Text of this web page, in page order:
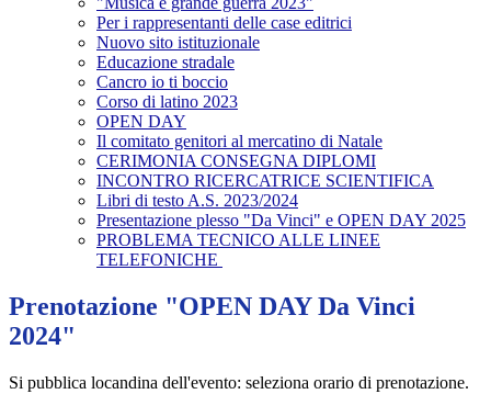
Per i rappresentanti delle case editrici
Nuovo sito istituzionale
Educazione stradale
Cancro io ti boccio
Corso di latino 2023
OPEN DAY
Il comitato genitori al mercatino di Natale
CERIMONIA CONSEGNA DIPLOMI
INCONTRO RICERCATRICE SCIENTIFICA
Libri di testo A.S. 2023/2024
Presentazione plesso "Da Vinci" e OPEN DAY 2025
PROBLEMA TECNICO ALLE LINEE
TELEFONICHE
Prenotazione "OPEN DAY Da Vinci
2024"
Si pubblica locandina dell'evento: seleziona orario di prenotazione.